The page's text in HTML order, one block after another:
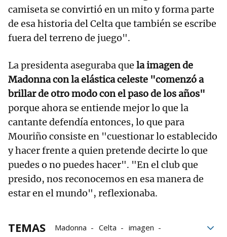
camiseta se convirtió en un mito y forma parte
de esa historia del Celta que también se escribe
fuera del terreno de juego".
La presidenta aseguraba que la imagen de
Madonna con la elástica celeste "comenzó a
brillar de otro modo con el paso de los años"
porque ahora se entiende mejor lo que la
cantante defendía entonces, lo que para
Mouriño consiste en "cuestionar lo establecido
y hacer frente a quien pretende decirte lo que
puedes o no puedes hacer". "En el club que
presido, nos reconocemos en esa manera de
estar en el mundo", reflexionaba.
TEMAS Madonna Celta
imagen